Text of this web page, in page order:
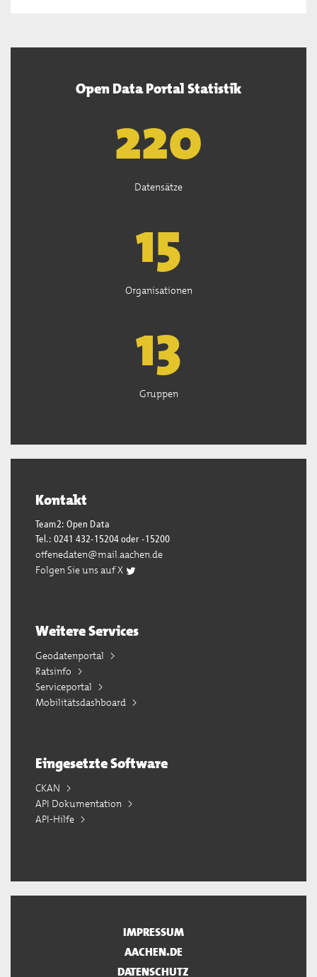
Open Data Portal Statistik
221
Datensätze
15
Organisationen
13
Gruppen
Kontakt
Team2: Open Data
Tel.: 0241 432-15204 oder -15200
offenedaten@mail.aachen.de
Folgen Sie uns auf X
Weitere Services
Geodatenportal
Ratsinfo
Serviceportal
Mobilitätsdashboard
Eingesetzte Software
CKAN
API Dokumentation
API-Hilfe
IMPRESSUM
AACHEN.DE
DATENSCHUTZ